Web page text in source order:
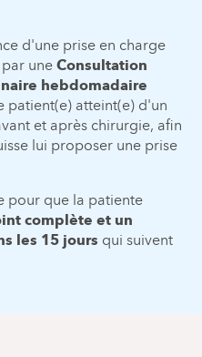
d'une prise en charge
une Consultation
hebdomadaire
patient(e) atteint(e) d'un
et après chirurgie, afin
lui proposer une prise
pour que la patiente
complète et un
les 15 jours qui suivent